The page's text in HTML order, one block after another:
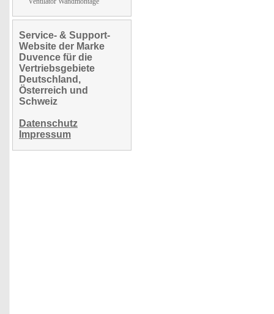
Service- & Support-
Website der Marke
Duvence für die
Vertriebsgebiete
Deutschland,
Österreich und
Schweiz
Datenschutz
Impressum